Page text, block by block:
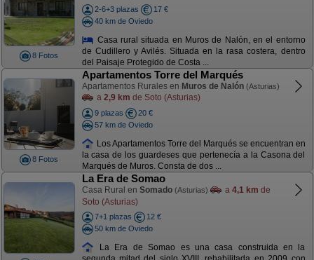
8 Fotos
2-6+3 plazas
17 €
40 km de Oviedo
Casa rural situada en Muros de Nalón, en el entorno
de Cudillero y Avilés. Situada en la rasa costera, dentro
del Paisaje Protegido de Costa ...
8 Fotos
Apartamentos Torre del Marqués
Apartamentos Rurales en Muros de Nalón (Asturias)
a 2,9 km de Soto (Asturias)
9 plazas
20 €
57 km de Oviedo
Los Apartamentos Torre del Marqués se encuentran en
la casa de los guardeses que pertenecía a la Casona del
Marqués de Muros. Consta de dos ...
La Era de Somao
Casa Rural en Somado (Asturias) a 4,1 km de
Soto (Asturias)
7+1 plazas
12 €
50 km de Oviedo
La Era de Somao es una casa construida en la